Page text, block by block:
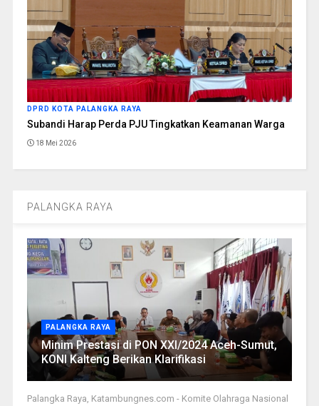
DPRD KOTA PALANGKA RAYA
Subandi Harap Perda PJU Tingkatkan Keamanan Warga
18 Mei 2026
PALANGKA RAYA
PALANGKA RAYA
Minim Prestasi di PON XXI/2024 Aceh-Sumut,
KONI Kalteng Berikan Klarifikasi
Palangka Raya, Katambungnes.com - Komite Olahraga Nasional